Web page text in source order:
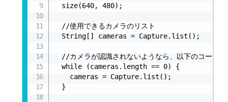
  size(640, 480);
  //使用できるカメラのリスト
  String[] cameras = Capture.list();
//カメラが認識されないようなら、以下のコードを
  while (cameras.length == 0) {
    cameras = Capture.list();
  }